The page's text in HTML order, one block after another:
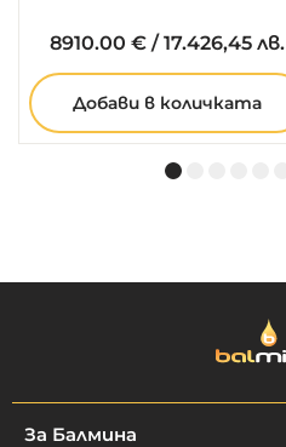
8910.00 € /17.426,45 лв.
Добави в количката
За Балмина